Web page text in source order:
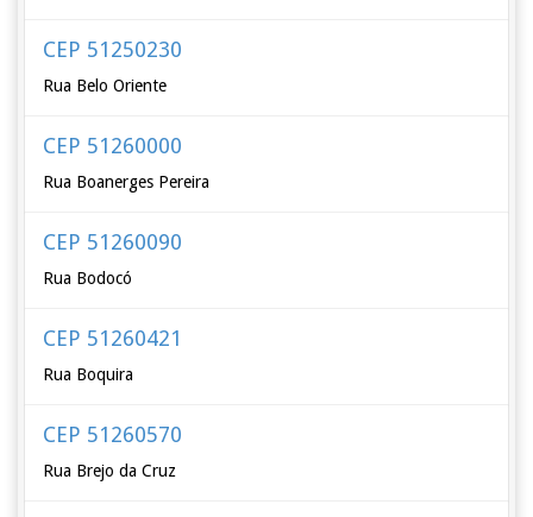
CEP 51250230
Rua Belo Oriente
CEP 51260000
Rua Boanerges Pereira
CEP 51260090
Rua Bodocó
CEP 51260421
Rua Boquira
CEP 51260570
Rua Brejo da Cruz